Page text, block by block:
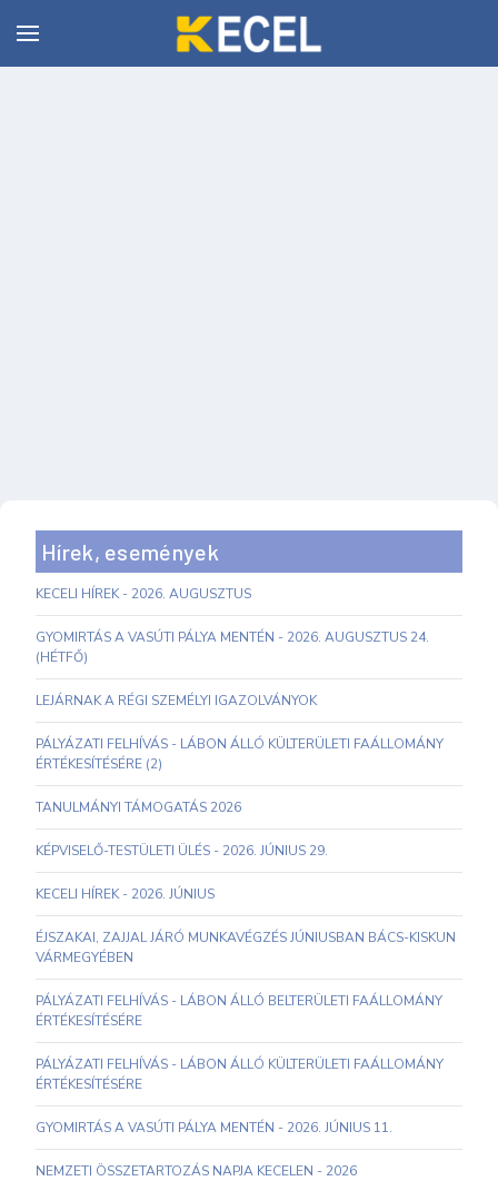
Hírek, események
KECELI HÍREK - 2026. AUGUSZTUS
GYOMIRTÁS A VASÚTI PÁLYA MENTÉN - 2026. AUGUSZTUS 24.
(HÉTFŐ)
LEJÁRNAK A RÉGI SZEMÉLYI IGAZOLVÁNYOK
PÁLYÁZATI FELHÍVÁS - LÁBON ÁLLÓ KÜLTERÜLETI FAÁLLOMÁNY
ÉRTÉKESÍTÉSÉRE (2)
TANULMÁNYI TÁMOGATÁS 2026
KÉPVISELŐ-TESTÜLETI ÜLÉS - 2026. JÚNIUS 29.
KECELI HÍREK - 2026. JÚNIUS
ÉJSZAKAI, ZAJJAL JÁRÓ MUNKAVÉGZÉS JÚNIUSBAN BÁCS-KISKUN
VÁRMEGYÉBEN
PÁLYÁZATI FELHÍVÁS - LÁBON ÁLLÓ BELTERÜLETI FAÁLLOMÁNY
ÉRTÉKESÍTÉSÉRE
PÁLYÁZATI FELHÍVÁS - LÁBON ÁLLÓ KÜLTERÜLETI FAÁLLOMÁNY
ÉRTÉKESÍTÉSÉRE
GYOMIRTÁS A VASÚTI PÁLYA MENTÉN - 2026. JÚNIUS 11.
NEMZETI ÖSSZETARTOZÁS NAPJA KECELEN - 2026